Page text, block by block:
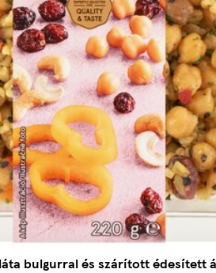
bulgurral és szárított édesített